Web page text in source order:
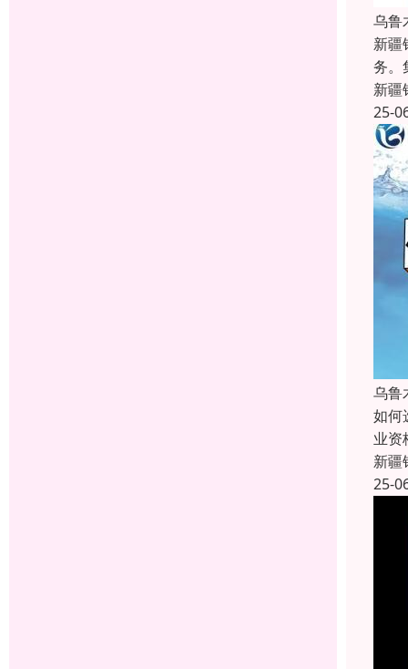
乌鲁
新疆
务。
新疆
25-
乌鲁
如何
业资
新疆
25-